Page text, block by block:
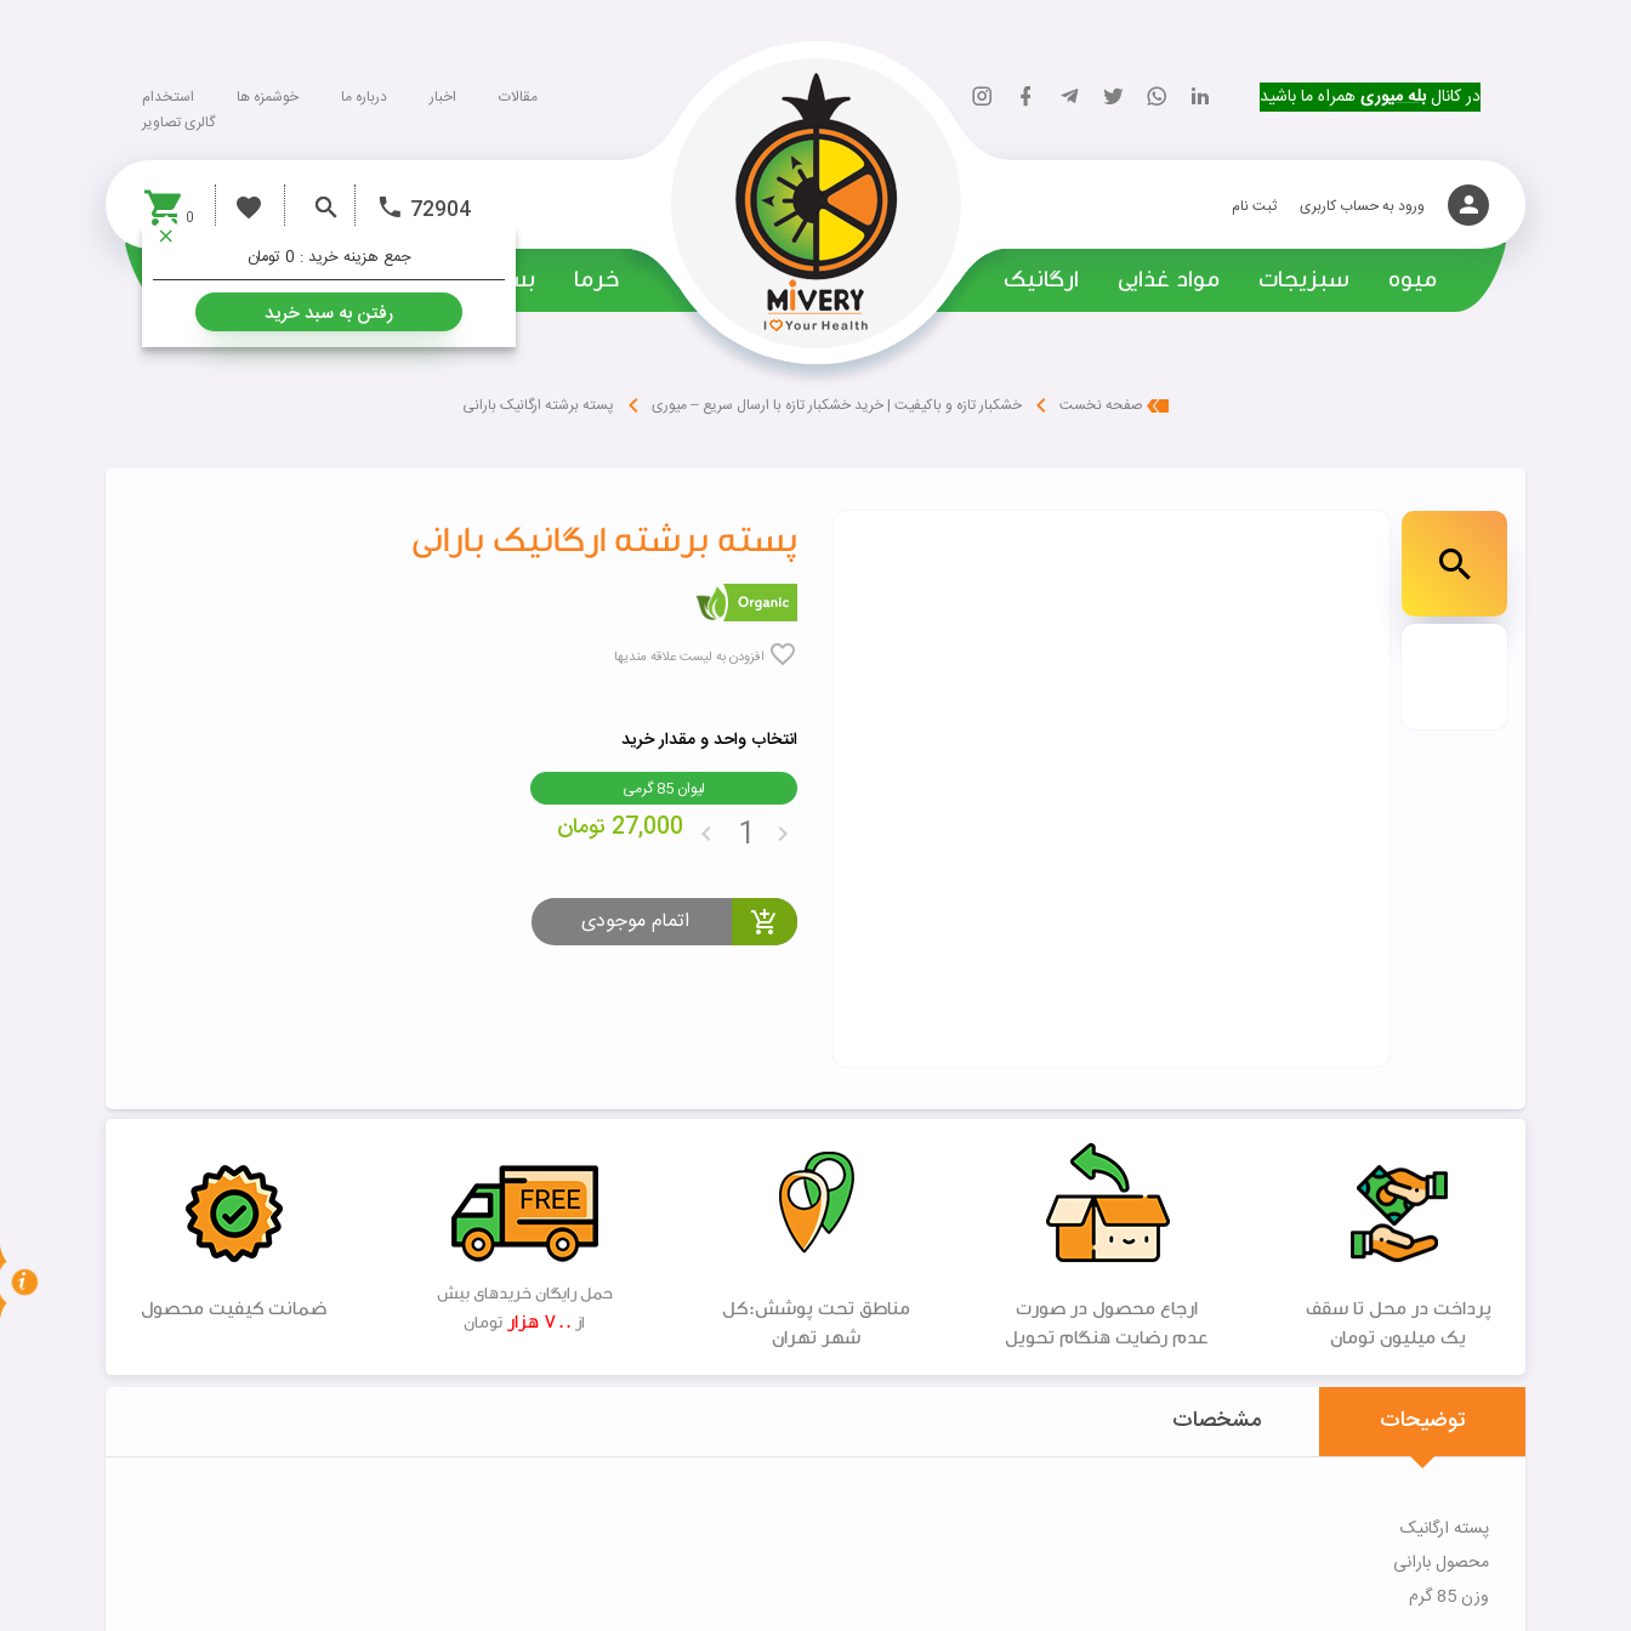
در کانالبله میوریهمراه ما باشید استخدام خوشمزه ها درباره ما اخبار
مقالات
گالری تصاویر
ورود به حساب کاربری ثبت نام
0
جمع هزینه خرید :
رفتن به سبد خرید
72904
میوه سبزیجات مواد غذایی ارگانیک ‌ خرما بسته ها خشکبار
صفحه نخست خشکبار تازه و باکیفیت | خرید خشکبار تازه با ارسال سریع – میوری پسته برشته ارگانیک بارانی
پسته برشته ارگانیک بارانی
افزودن به لیست علاقه مندیها
انتخاب واحد و مقدار خرید
لیوان 85 گرمی
27,000 تومان
اتمام موجودی
پرداخت در محل تا سقف
یک میلیون تومان
ارجاع محصول در صورت
عدم رضایت هنگام تحویل
مناطق تحت پوشش:کل
شهر تهران
حمل رایگان خریدهای بیش
از ۷۰۰ هزار تومان ضمانت کیفیت محصول
توضیحات مشخصات
پسته ارگانیک
محصول بارانی
وزن 85 گرم